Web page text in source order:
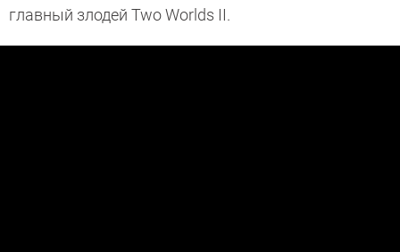
главный злодей Two Worlds II.